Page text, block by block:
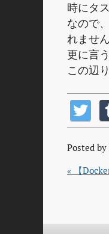
時にタ
なので
れません
更に言
この辺
Posted by
« 【